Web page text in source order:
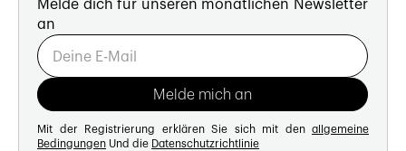
Melde dich für unseren monatlichen Newsletter
an
Mit der Registrierung erklären Sie sich mit den allgemeine
Bedingungen Und die Datenschutzrichtlinie